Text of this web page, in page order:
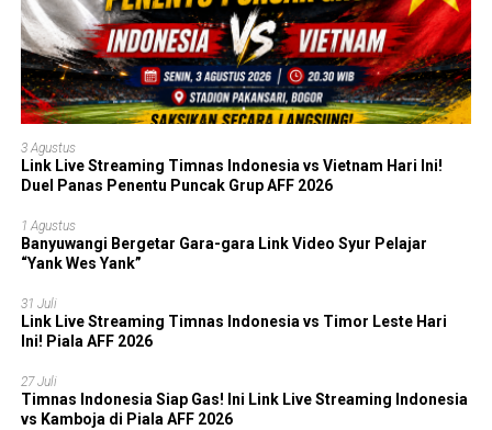
3 Agustus
Link Live Streaming Timnas Indonesia vs Vietnam Hari Ini!
Duel Panas Penentu Puncak Grup AFF 2026
1 Agustus
Banyuwangi Bergetar Gara-gara Link Video Syur Pelajar
“Yank Wes Yank”
31 Juli
Link Live Streaming Timnas Indonesia vs Timor Leste Hari
Ini! Piala AFF 2026
27 Juli
Timnas Indonesia Siap Gas! Ini Link Live Streaming Indonesia
vs Kamboja di Piala AFF 2026